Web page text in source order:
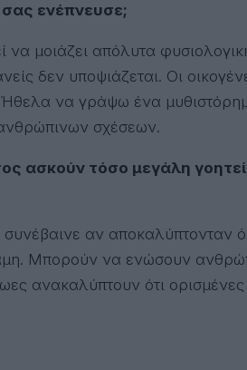
σας ενέπνευσε;
να μοιάζει απόλυτα
δεν υποψιάζεται. Οι
Ήθελα να γράψω ένα
σχέσεων.
ασκούν τόσο μεγάλη
συνέβαινε αν αποκαλύπτονταν
Μπορούν να ενώσουν
ανακαλύπτουν ότι